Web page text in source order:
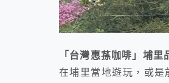
「台灣惠蓀咖啡」埔里
在埔里當地遊玩，或是